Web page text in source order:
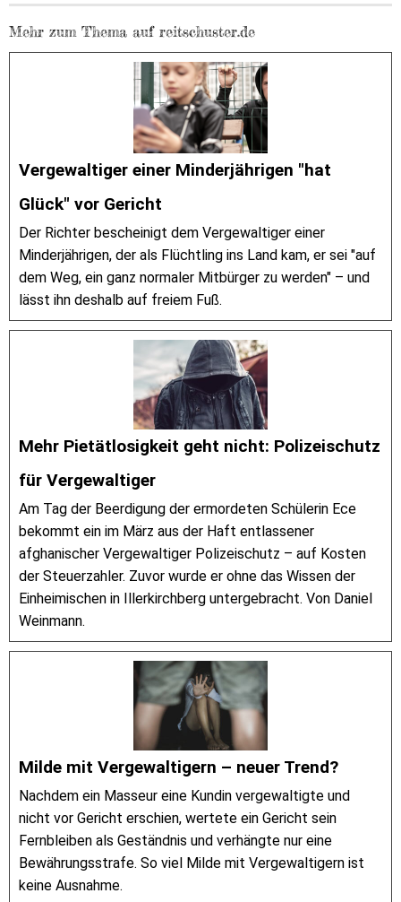
Mehr zum Thema auf reitschuster.de
Vergewaltiger einer Minderjährigen "hat
Glück" vor Gericht
Der Richter bescheinigt dem Vergewaltiger einer
Minderjährigen, der als Flüchtling ins Land kam, er sei "auf
dem Weg, ein ganz normaler Mitbürger zu werden" – und
lässt ihn deshalb auf freiem Fuß.
Mehr Pietätlosigkeit geht nicht: Polizeischutz
für Vergewaltiger
Am Tag der Beerdigung der ermordeten Schülerin Ece
bekommt ein im März aus der Haft entlassener
afghanischer Vergewaltiger Polizeischutz – auf Kosten
der Steuerzahler. Zuvor wurde er ohne das Wissen der
Einheimischen in Illerkirchberg untergebracht. Von Daniel
Weinmann.
Milde mit Vergewaltigern – neuer Trend?
Nachdem ein Masseur eine Kundin vergewaltigte und
nicht vor Gericht erschien, wertete ein Gericht sein
Fernbleiben als Geständnis und verhängte nur eine
Bewährungsstrafe. So viel Milde mit Vergewaltigern ist
keine Ausnahme.